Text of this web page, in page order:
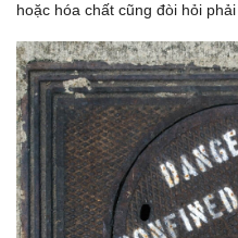
hoặc hóa chất cũng đòi hỏi